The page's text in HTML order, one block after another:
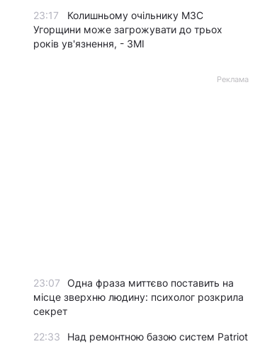
23:17
Колишньому очільнику МЗС
Угорщини може загрожувати до трьох
років ув'язнення, - ЗМІ
Реклама
23:07
Одна фраза миттєво поставить на
місце зверхню людину: психолог розкрила
секрет
22:33
Над ремонтною базою систем Patriot